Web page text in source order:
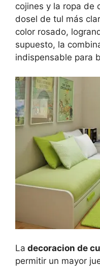
cojines y la ropa de
dosel de tul más
color rosado,
supuesto, la
indispensable para
La decoracion de
permitir un mayor